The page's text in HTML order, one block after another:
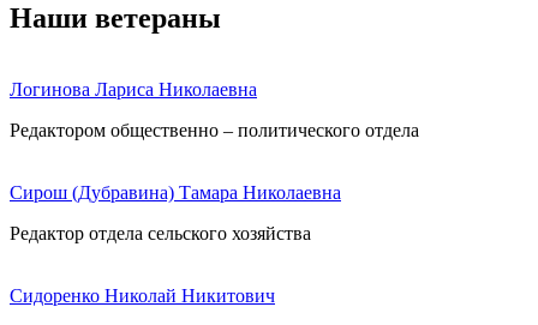
Наши ветераны
Логинова Лариса Николаевна
Редактором общественно – политического отдела
Сирош (Дубравина) Тамара Николаевна
Редактор отдела сельского хозяйства
Сидоренко Николай Никитович